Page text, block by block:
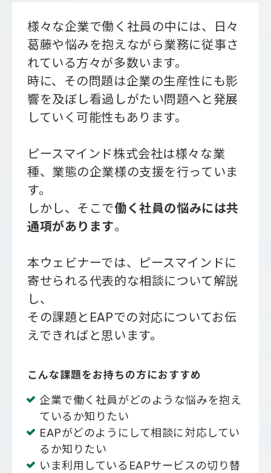
様々な企業で働く社員の中には、日々
葛藤や悩みを抱えながら業務に従事さ
れている方々が多数います。
時に、その問題は企業の生産性にも影
響を及ぼし看過しがたい問題へと発展
していく可能性もあります。
ピースマインド株式会社は様々な業
種、業態の企業様の支援を行っていま
す。
しかし、そこで働く社員の悩みには共
通項があります。
本ウェビナーでは、ピースマインドに
寄せられる代表的な相談について解説
し、
その課題とEAPでの対応についてお伝
えできればと思います。
こんな課題をお持ちの方におすすめ
企業で働く社員がどのような悩みを抱え
ているか知りたい
EAPがどのようにして相談に対応してい
るか知りたい
いま利用しているEAPサービスの切り替